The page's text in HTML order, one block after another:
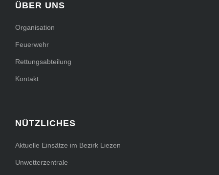
ÜBER UNS
Organisation
Feuerwehr
Rettungsabteilung
Kontakt
NÜTZLICHES
Aktuelle Einsätze im Bezirk Liezen
Unwetterzentrale